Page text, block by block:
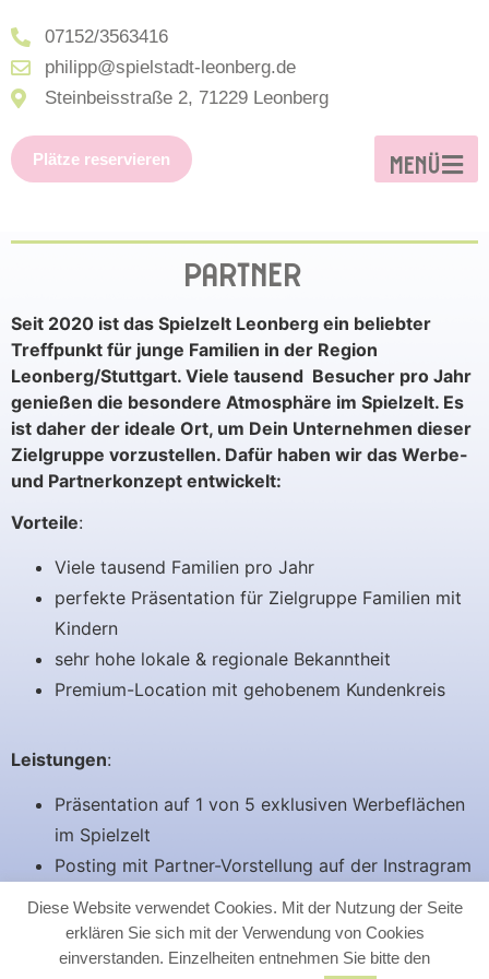
07152/3563416
philipp@spielstadt-leonberg.de
Steinbeisstraße 2, 71229 Leonberg
Plätze reservieren MENÜ
PARTNER
Seit 2020 ist das Spielzelt Leonberg ein beliebter
Treffpunkt für junge Familien in der Region
Leonberg/Stuttgart. Viele tausend Besucher pro Jahr
genießen die besondere Atmosphäre im Spielzelt. Es
ist daher der ideale Ort, um Dein Unternehmen dieser
Zielgruppe vorzustellen. Dafür haben wir das Werbe-
und Partnerkonzept entwickelt:
Vorteile:
Viele tausend Familien pro Jahr
perfekte Präsentation für Zielgruppe Familien mit
Kindern
sehr hohe lokale & regionale Bekanntheit
Premium-Location mit gehobenem Kundenkreis
Leistungen:
Präsentation auf 1 von 5 exklusiven Werbeflächen
im Spielzelt
Posting mit Partner-Vorstellung auf der Instragram
Einbindung auf die Spielzelt-Homepage im Bereich
Partner
Diese Website verwendet Cookies. Mit der Nutzung der Seite
erklären Sie sich mit der Verwendung von Cookies
einverstanden. Einzelheiten entnehmen Sie bitte den